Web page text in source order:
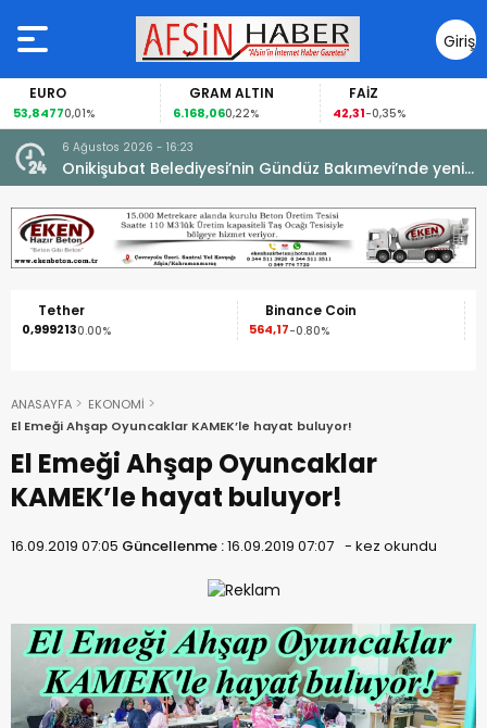
Giriş
Yap
EURO
53,84770,01%
GRAM ALTIN
6.168,060,22%
FAİZ
42,31-0,35%
6 Ağustos 2026 - 16:23
Onikişubat Belediyesi’nin Gündüz Bakımevi’nde yeni
dönemin ön kayıtları başladı.
Tether
0,9992130.00%
Binance Coin
564,17-0.80%
ANASAYFA
EKONOMİ
El Emeği Ahşap Oyuncaklar KAMEK’le hayat buluyor!
El Emeği Ahşap Oyuncaklar
KAMEK’le hayat buluyor!
16.09.2019 07:05 Güncellenme :16.09.2019 07:07 - kez okundu